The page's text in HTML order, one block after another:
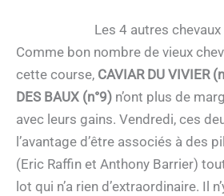
Les 4 autres chevaux
Comme bon nombre de vieux
cette course, CAVIAR DU VIVIER
DES BAUX (n°9) n’ont plus de
avec leurs gains. Vendredi, ces
l’avantage d’être associés à des
(Eric Raffin et Anthony Barrier)
lot qui n’a rien d’extraordinaire. Il